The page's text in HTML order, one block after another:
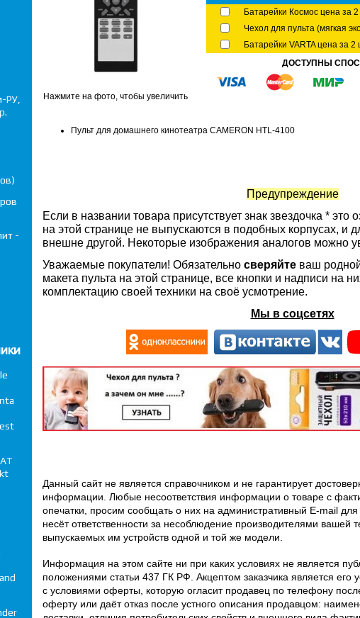
Нажмите на фото, чтобы увеличить
Батарейки Космос цена за
Чехол для пульта (мягкая
Батарейки VARTA цена за 2
ДОСТУПНЫ
Пульт для домашнего кинотеатра CAMERON HTL-4100
Предупреждение
Если в названии товара присутствует знак звездочка * это
на этой странице не выпускаются в подобных корпусах, и
внешне другой. Некоторые изображения аналогов можно
Уважаемые покупатели! Обязательно сверяйте ваш
макета пульта на этой странице, все кнопки и надписи на
комплектацию своей техники на своё усмотрение.
Мы в соцсетях
Данный сайт не является справочником и не гарантирует
информации. Любые несоответствия информации о товаре с
опечатки, просим сообщать о них на административный E-mail
несёт ответственности за несоблюдение производителями вашей
выпускаемых им устройств одной и той же модели.
Информация на этом сайте ни при каких условиях не является
положениями статьи 437 ГК РФ. Акцептом заказчика является его
с условиями оферты, которую огласит продавец по телефону
оферту или даёт отказ после устного описания продавцом:
РУ,
-